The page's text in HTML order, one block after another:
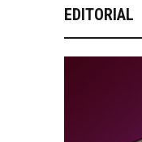
EDITORIAL